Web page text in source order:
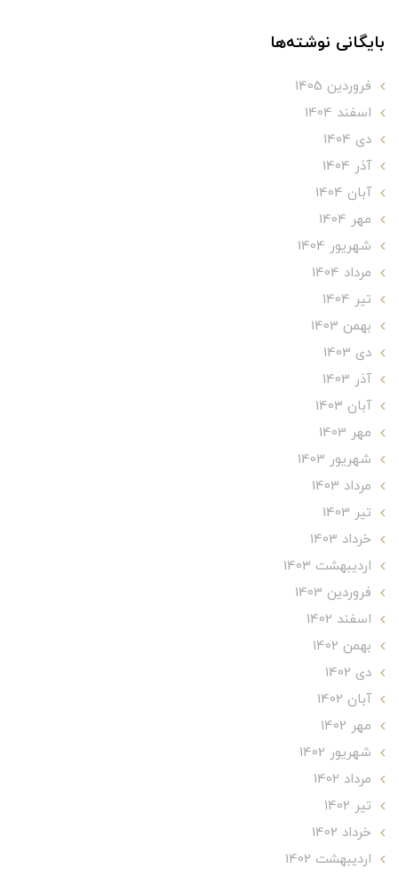
بایگانی نوشته‌ها
فروردین 1405
اسفند 1404
دی 1404
آذر 1404
آبان 1404
مهر 1404
شهریور 1404
مرداد 1404
تير 1404
بهمن 1403
دی 1403
آذر 1403
آبان 1403
مهر 1403
شهریور 1403
مرداد 1403
تير 1403
خرداد 1403
ارديبهشت 1403
فروردین 1403
اسفند 1402
بهمن 1402
دی 1402
آبان 1402
مهر 1402
شهریور 1402
مرداد 1402
تير 1402
خرداد 1402
ارديبهشت 1402